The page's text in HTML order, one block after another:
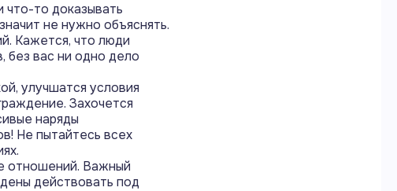
то доказывать
не нужно объяснять.
Кажется, что люди
без вас ни одно дело
улучшатся условия
Захочется
наряды
Не пытайтесь всех
отношений. Важный
действовать под